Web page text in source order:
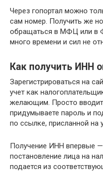
Через гопортал можно
сам номер. Получить же
обращаться в МФЦ или в
много времени и сил не
Как получить ИНН
Зарегистрироваться на
учет как
желающим. Просто
придумываете пароль и
по ссылке, присланной на
Получение ИНН впервые —
постановление лица на
подается из